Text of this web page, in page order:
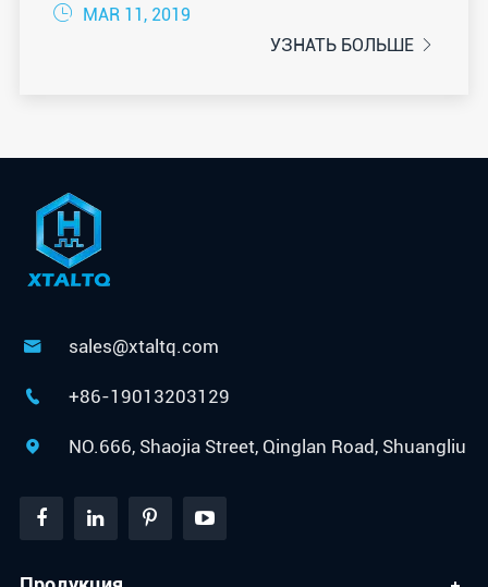
 MAR 11, 2019
УЗНАТЬ БОЛЬШЕ 
 sales@xtaltq.com
 +86-19013203129
 NO.666, Shaojia Street, Qinglan Road, Shuangliu